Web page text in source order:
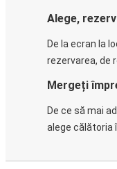
Alege,
De la ecran la
rezervarea, de
Mergeți
De ce să mai
alege călătoria